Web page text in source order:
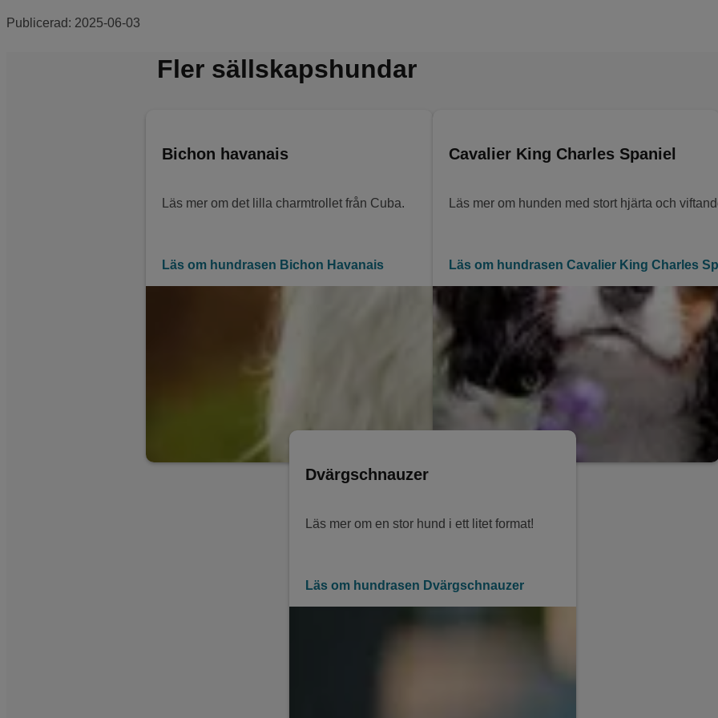
Publicerad: 2025-06-03
Fler sällskapshundar
Bichon havanais
Läs mer om det lilla charmtrollet från Cuba.
Läs om hundrasen Bichon Havanais
Cavalier King Charles Spaniel
Läs mer om hunden med stort hjärta och
Läs om hundrasen Cavalier King Charles
Dvärgschnauzer
Läs mer om en stor hund i ett litet format!
Läs om hundrasen Dvärgschnauzer